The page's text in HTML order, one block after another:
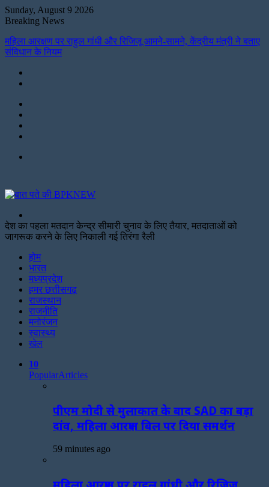
Sunday, August 9 2026
Breaking News
महिला आरक्षण पर राहुल गांधी और रिजिजू आमने-सामने, केंद्रीय मंत्री ने बताए
संविधान के नियम
for
देश का पहला मतदान केन्द्र सीमारी चुनाव के लिए तैयार, मतदाताओं को
जागरूक करने के लिए निकाली गई तिरंगा रैली
होम
भारत
मध्यप्रदेश
हमर छत्तीसगढ़
राजस्थान
राजनीति
मनोरंजन
स्वास्थ्य
खेल
10
PopularArticles
पीएम मोदी से मुलाकात के बाद SAD का बड़ा
दांव, महिला आरक्षण बिल पर दिया समर्थन
59 minutes ago